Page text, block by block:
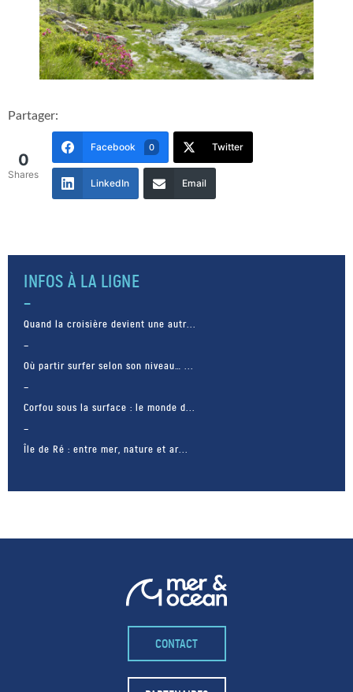
Partager:
0
Shares
Facebook 0 Twitter
LinkedIn Email
INFOS À LA LIGNE
Quand la croisière devient une autr...
Où partir surfer selon son niveau… ...
Corfou sous la surface : le monde d...
Île de Ré : entre mer, nature et ar...
– FACEBOOK –
POUR LIKER
CONTACT